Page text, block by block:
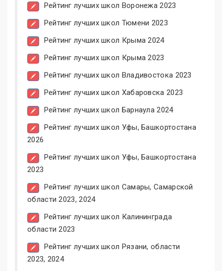
Рейтинг лучших школ Воронежа 2023
Рейтинг лучших школ Тюмени 2023
Рейтинг лучших школ Крыма 2024
Рейтинг лучших школ Крыма 2023
Рейтинг лучших школ Владивостока 2023
Рейтинг лучших школ Хабаровска 2023
Рейтинг лучших школ Барнаула 2024
Рейтинг лучших школ Уфы, Башкортостана
2026
Рейтинг лучших школ Уфы, Башкортостана
2023
Рейтинг лучших школ Самары, Самарской
области 2023, 2024
Рейтинг лучших школ Калининграда
области 2023
Рейтинг лучших школ Рязани, области
2023, 2024